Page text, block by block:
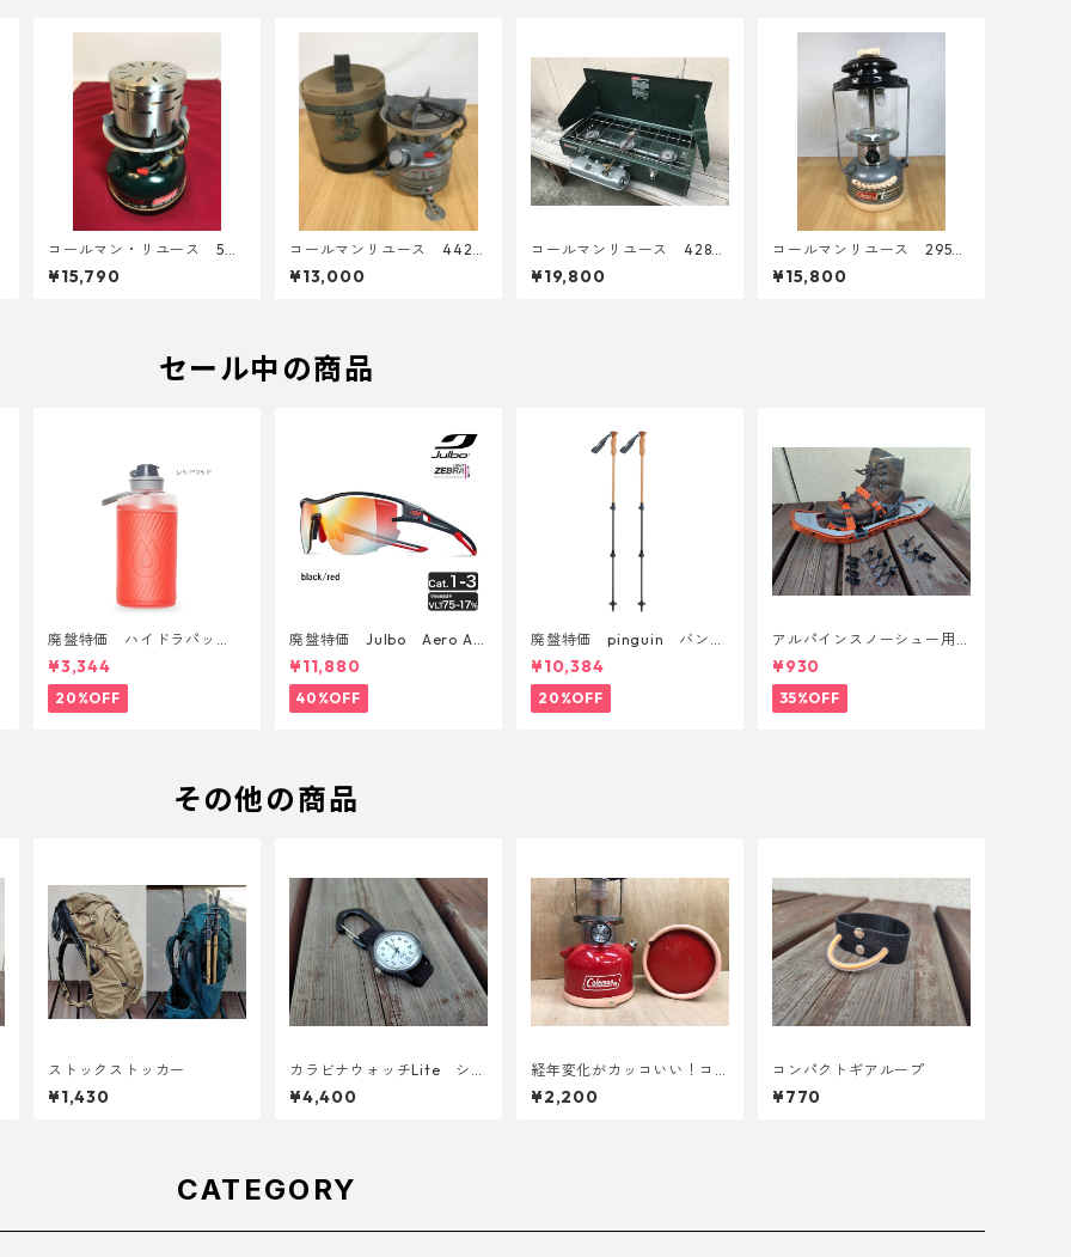
コールマン・リユース 508
A 1997年9月製 点検整備
済 4196
¥15,790
コールマンリユース 442
1991年12月製 点検整備
済 3602
¥13,000
コールマンリユース 428
３バーナー 1993年3月 点
検整備済 4396
¥19,800
コールマンリユース 295
1992年6月製 点検整備済
3906
¥15,800
セール中の商品
廃盤特価 ハイドラパッ
ク フラックス 750ml
¥3,344
20%OFF
廃盤特価 Julbo Aero Asi
anFit
¥11,880
40%OFF
廃盤特価 pinguin バンブ
ーFLフォーム(ペア)
¥10,384
20%OFF
アルパインスノーシュー用
ストラップキャッチ(ペア)
¥930
35%OFF
その他の商品
ストックストッカー
¥1,430
カラビナウォッチLite シチ
ズンQ＆Q アナログソーラ
ー
¥4,400
経年変化がカッコいい！コ
ールマン・ランタン用ボト
ムレザーカバー135mm
¥2,200
コンパクトギアループ
¥770
CATEGORY